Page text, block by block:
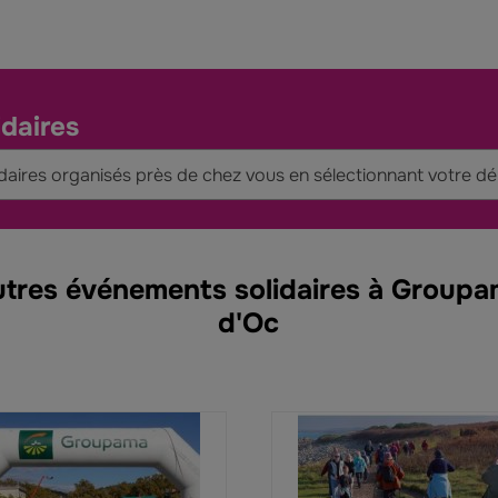
organisés près de chez vous en sélectionnant votre
événements solidaires à
d'Oc